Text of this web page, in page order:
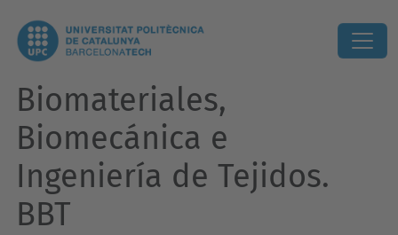
Biomateriales,
Biomecánica e
Ingeniería de Tejidos.
BBT